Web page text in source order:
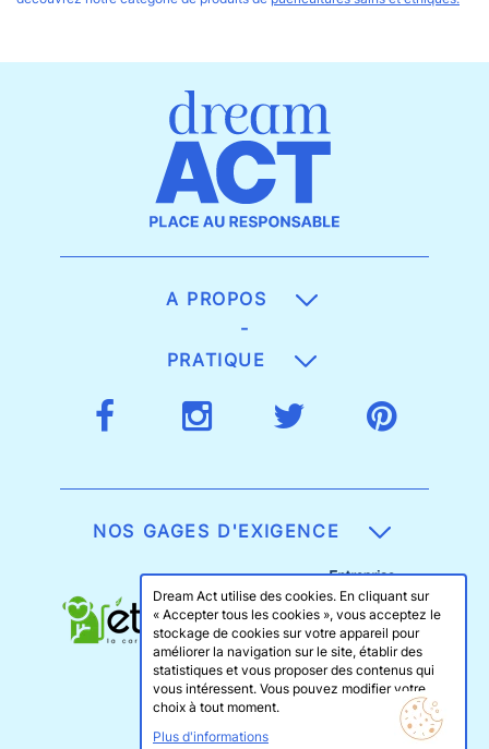
A PROPOS
-
PRATIQUE
NOS GAGES D'EXIGENCE
Dream Act utilise des cookies. En cliquant sur
« Accepter tous les cookies », vous acceptez le
stockage de cookies sur votre appareil pour
améliorer la navigation sur le site, établir des
statistiques et vous proposer des contenus qui
vous intéressent. Vous pouvez modifier votre
choix à tout moment.
Plus d'informations